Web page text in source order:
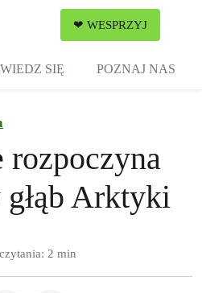
❤ WESPRZYJ
SIĘ POZNAJ NAS
rozpoczyna
Arktyki
2 min